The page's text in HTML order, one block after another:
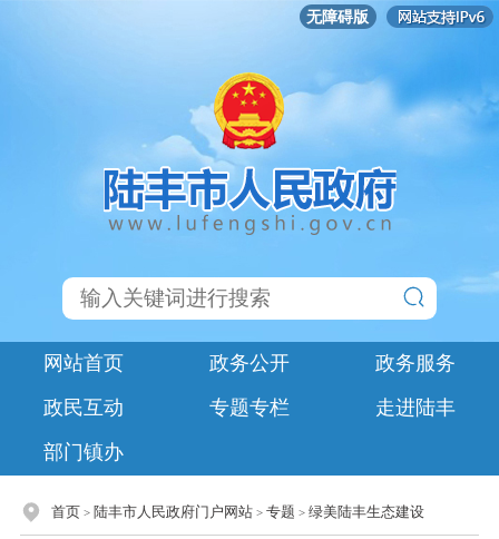
无障碍版
网站首页 政务公开
政务服务
政民互动
专题专栏
走进陆丰
部门镇办
首页 > 陆丰市人民政府门户网站 >专题 >绿美陆丰生态建设